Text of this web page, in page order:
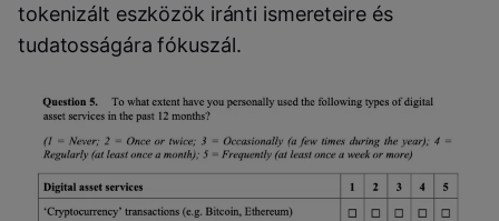
tokenizált eszközök iránti ismereteire és
tudatosságára fókuszál.